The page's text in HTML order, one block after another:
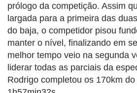
prólogo da competição. Assim
largada para a primeira das
do baja, o competidor pisou
manter o nível, finalizando em
melhor tempo veio na segunda
liderar todas as parciais da
Rodrigo completou os 170km do